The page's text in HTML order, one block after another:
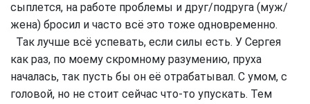
сыплется, на работе проблемы и друг/подруга (муж/
жена) бросил и часто всё это тоже одновременно.
Так лучше всё успевать, если силы есть. У Сергея
как раз, по моему скромному разумению, пруха
началась, так пусть бы он её отрабатывал. С умом, с
головой, но не стоит сейчас что-то упускать. Тем